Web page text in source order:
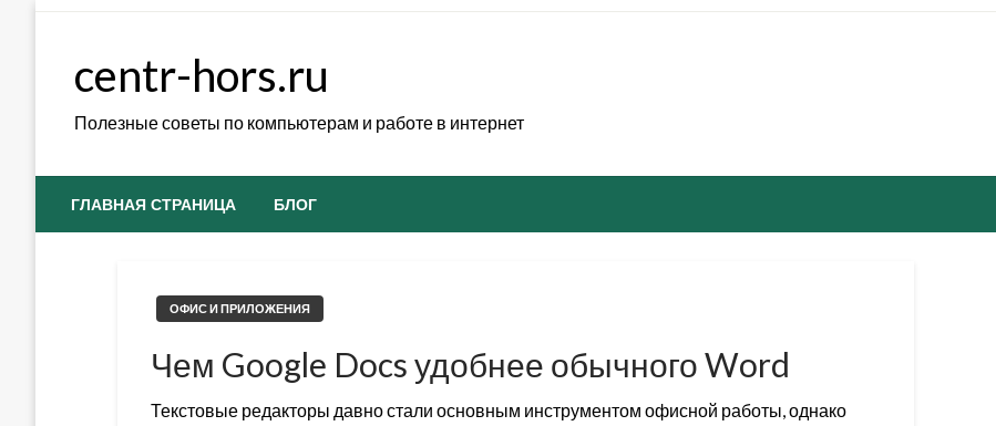
centr-hors.ru
Полезные советы по компьютерам и работе в интернет
ГЛАВНАЯ СТРАНИЦА БЛОГ
ОФИС И ПРИЛОЖЕНИЯ
Чем Google Docs удобнее обычного Word
Текстовые редакторы давно стали основным инструментом офисной работы, однако